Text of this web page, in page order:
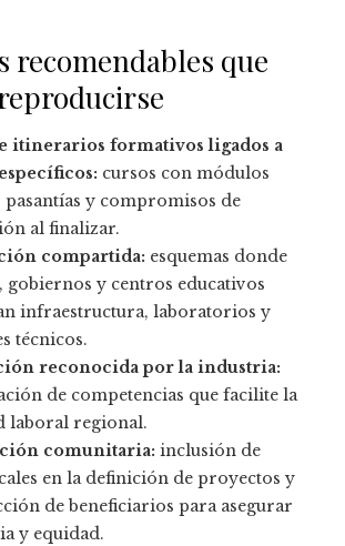
recomendables que
itinerarios formativos ligados a
cursos con módulos
y compromisos de
al finalizar.
compartida: esquemas donde
gobiernos y centros educativos
infraestructura, laboratorios y
técnicos.
reconocida por la industria:
de competencias que facilite la
laboral regional.
comunitaria: inclusión de
en la definición de proyectos y
de beneficiarios para asegurar
y equidad.